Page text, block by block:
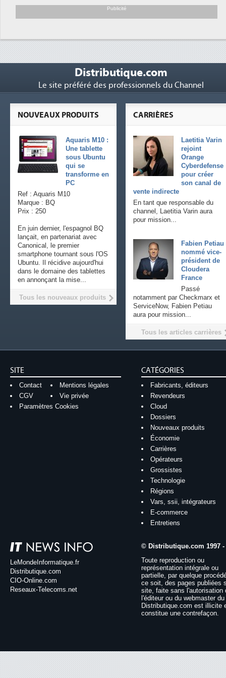
soutient les...
Publicité
Distributique.com
Le site préféré des professionnels du Channel
CARRIÈRES
Laetitia Varin
rejoint
Orange
Cyberdefense
pour créer
son canal de
vente indirecte
En tant que responsable du
channel, Laetitia Varin aura
pour mission...
Fabien Petiau
nommé vice-
président de
Cloudera
France
Passé
notamment par Checkmarx et
ServiceNow, Fabien Petiau
aura pour mission...
Tous les articles carrières
NOUVEAUX PRODUITS
Aquaris M10 :
Une tablette
sous Ubuntu
qui se
transforme en
PC
Ref : Aquaris M10
Marque : BQ
Prix : 250
En juin dernier, l'espagnol BQ
lançait, en partenariat avec
Canonical, le premier
smartphone tournant sous l'OS
Ubuntu. Il récidive aujourd'hui
dans le domaine des tablettes
en annonçant la mise...
Tous les nouveaux produits
SITE
Contact
Mentions légales
CGV
Vie privée
Paramètres Cookies
CATÉGORIES
Fabricants, éditeurs
Revendeurs
Cloud
Dossiers
Nouveaux produits
Économie
Carrières
Opérateurs
Grossistes
Technologie
Régions
Vars, ssii, intégrateurs
E-commerce
Entretiens
LeMondeInformatique.fr
Distributique.com
CIO-Online.com
Reseaux-Telecoms.net
© Distributique.com 1997 -
Toute reproduction ou
représentation intégrale ou
partielle, par quelque
ce soit, des pages publiées
site, faite sans l'autorisation
l'éditeur ou du webmaster
Distributique.com est illicite
constitue une contrefaçon.